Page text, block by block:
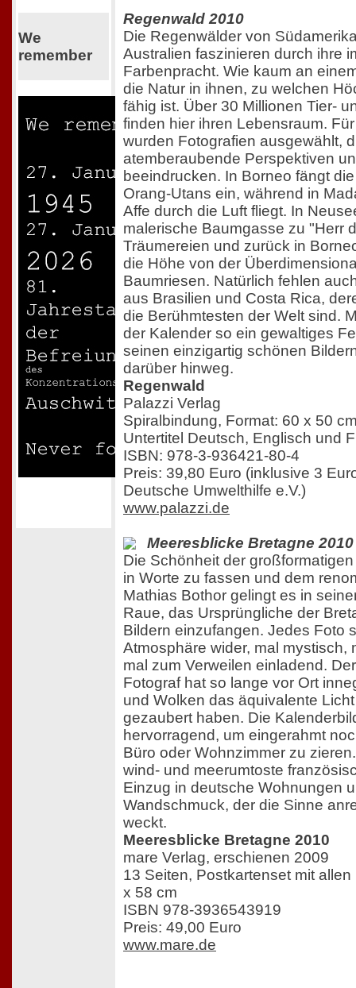
We
remember
Regenwald 2010
Die Regenwälder von
Australien faszinieren durch ihre
Farbenpracht. Wie kaum an
die Natur in ihnen, zu welchen
fähig ist. Über 30 Millionen Tier-
finden hier ihren Lebensraum.
wurden Fotografien ausgewählt,
atemberaubende Perspektiven
beeindrucken. In Borneo fängt
Orang-Utans ein, während in
Affe durch die Luft fliegt. In
malerische Baumgasse zu "Herr
Träumereien und zurück in
die Höhe von der
Baumriesen. Natürlich fehlen
aus Brasilien und Costa Rica,
die Berühmtesten der Welt sind.
der Kalender so ein gewaltiges
seinen einzigartig schönen
darüber hinweg.
Regenwald
Palazzi Verlag
Spiralbindung, Format: 60 x 50
Untertitel Deutsch, Englisch und
ISBN: 978-3-936421-80-4
Preis: 39,80 Euro (inklusive 3
Deutsche Umwelthilfe e.V.)
www.palazzi.de
Meeresblicke Bretagne 2010
Die Schönheit der
in Worte zu fassen und dem
Mathias Bothor gelingt es in
Raue, das Ursprüngliche der
Bildern einzufangen. Jedes Foto
Atmosphäre wider, mal mystisch,
mal zum Verweilen einladend.
Fotograf hat so lange vor Ort
und Wolken das äquivalente
gezaubert haben. Die
hervorragend, um eingerahmt
Büro oder Wohnzimmer zu
wind- und meerumtoste
Einzug in deutsche Wohnungen
Wandschmuck, der die Sinne
weckt.
Meeresblicke Bretagne 2010
mare Verlag, erschienen 2009
13 Seiten, Postkartenset mit
x 58 cm
ISBN 978-3936543919
Preis: 49,00 Euro
www.mare.de